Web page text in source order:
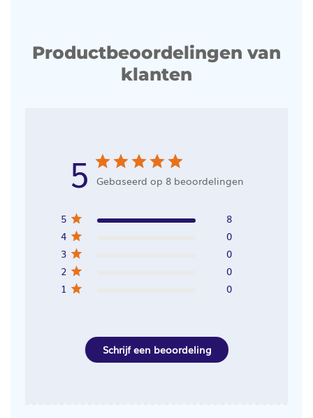
Productbeoordelingen van
klanten
5 Gebaseerd op 8 beoordelingen
5
8
4
0
3
0
2
0
1
0
Schrijf een beoordeling